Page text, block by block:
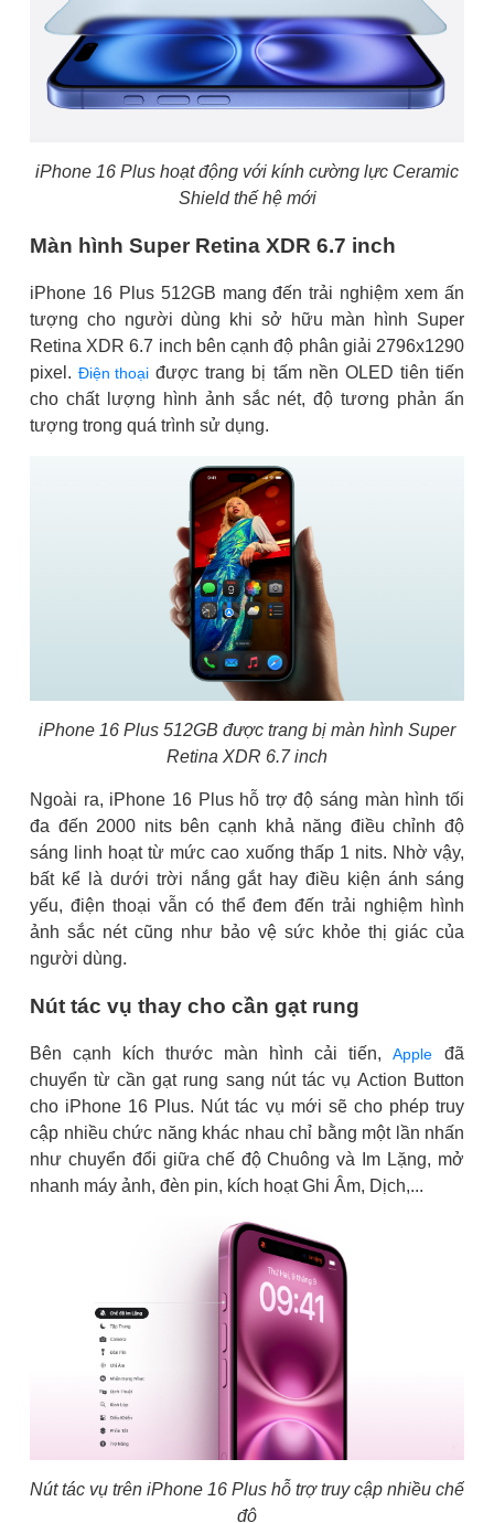
iPhone 16 Plus hoạt động với kính cường lực Ceramic
Shield thế hệ mới
Màn hình Super Retina XDR 6.7 inch
iPhone 16 Plus 512GB mang đến trải nghiệm xem ấn
tượng cho người dùng khi sở hữu màn hình Super
Retina XDR 6.7 inch bên cạnh độ phân giải 2796x1290
pixel. Điện thoại được trang bị tấm nền OLED tiên tiến
cho chất lượng hình ảnh sắc nét, độ tương phản ấn
tượng trong quá trình sử dụng.
iPhone 16 Plus 512GB được trang bị màn hình Super
Retina XDR 6.7 inch
Ngoài ra, iPhone 16 Plus hỗ trợ độ sáng màn hình tối
đa đến 2000 nits bên cạnh khả năng điều chỉnh độ
sáng linh hoạt từ mức cao xuống thấp 1 nits. Nhờ vậy,
bất kể là dưới trời nắng gắt hay điều kiện ánh sáng
yếu, điện thoại vẫn có thể đem đến trải nghiệm hình
ảnh sắc nét cũng như bảo vệ sức khỏe thị giác của
người dùng.
Nút tác vụ thay cho cần gạt rung
Bên cạnh kích thước màn hình cải tiến, Apple đã
chuyển từ cần gạt rung sang nút tác vụ Action Button
cho iPhone 16 Plus. Nút tác vụ mới sẽ cho phép truy
cập nhiều chức năng khác nhau chỉ bằng một lần nhấn
như chuyển đổi giữa chế độ Chuông và Im Lặng, mở
nhanh máy ảnh, đèn pin, kích hoạt Ghi Âm, Dịch,...
Nút tác vụ trên iPhone 16 Plus hỗ trợ truy cập nhiều chế
độ